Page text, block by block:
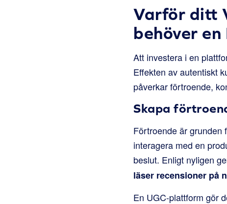
Varför ditt
behöver
Att investera i en
Effekten av autentiskt
påverkar förtroende,
Skapa
Förtroende är grunden
interagera med en
beslut. Enligt nyligen
läser recensioner på
En UGC-plattform gör